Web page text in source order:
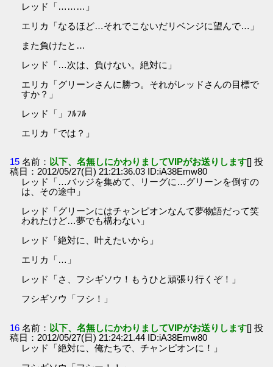
レッド「………」
エリカ「なるほど…それでこないだリベンジに望んで…」
また負けたと…
レッド「…次は、負けない。絶対に」
エリカ「グリーンさんに勝つ。それがレッドさんの目標で
すか？」
レッド「」ﾌﾙﾌﾙ
エリカ「では？」
15 名前： 以下、名無しにかわりましてVIPがお送りします[] 投
稿日：2012/05/27(日) 21:21:36.03 ID:iA38Emw80
レッド「…バッジを集めて、リーグに…グリーンを倒すの
は、その途中」
レッド「グリーンにはチャンピオンなんて夢物語だって笑
われたけど…夢でも構わない」
レッド「絶対に、叶えたいから」
エリカ「…」
レッド「さ、フシギソウ！もうひと頑張り行くぞ！」
フシギソウ「フシ！」
16 名前： 以下、名無しにかわりましてVIPがお送りします[] 投
稿日：2012/05/27(日) 21:24:21.44 ID:iA38Emw80
レッド「絶対に、俺たちで、チャンピオンに！」